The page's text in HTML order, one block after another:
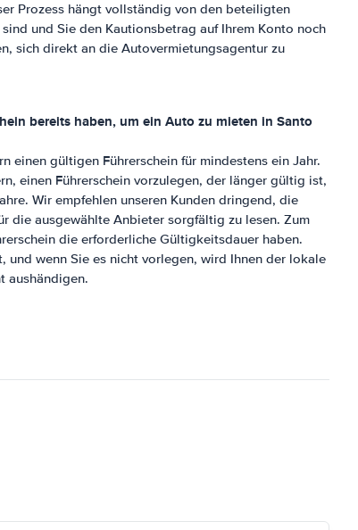
Prozess hängt vollständig von den beteiligten
und Sie den Kautionsbetrag auf Ihrem Konto noch
sich direkt an die Autovermietungsagentur zu
bereits haben, um ein Auto zu mieten in Santo
einen gültigen Führerschein für mindestens ein Jahr.
einen Führerschein vorzulegen, der länger gültig ist,
Wir empfehlen unseren Kunden dringend, die
die ausgewählte Anbieter sorgfältig zu lesen. Zum
die erforderliche Gültigkeitsdauer haben.
wenn Sie es nicht vorlegen, wird Ihnen der lokale
aushändigen.